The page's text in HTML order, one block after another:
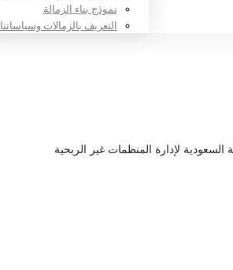
نموذج بناء الزمالة
التعريف بالزمالات وسياساتنا